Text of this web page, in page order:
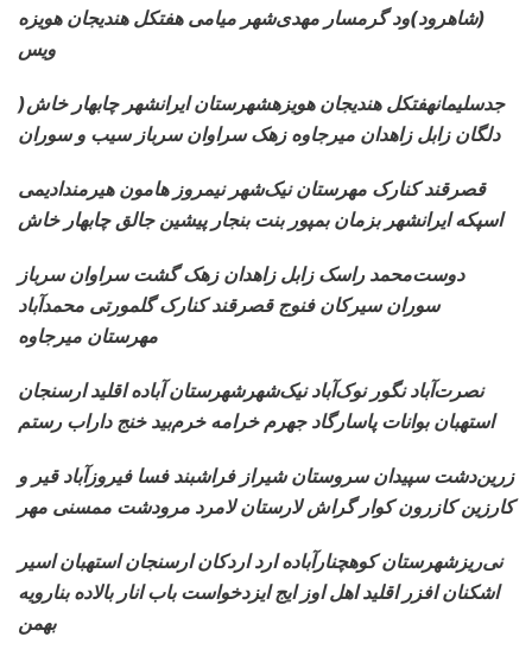
(شاهرود)ود گرمسار مهدی‌شهر میامی هفتکل هندیجان هویزه
ویس
)جدسلیمانهفتکل هندیجان هویزهشهرستان ایرانشهر چابهار خاش
دلگان زابل زاهدان میرجاوه زهک سراوان سرباز سیب و سوران
قصرقند کنارک مهرستان نیک‌شهر نیمروز هامون هیرمندادیمی
اسپکه ایرانشهر بزمان بمپور بنت بنجار پیشین جالق چابهار خاش
دوست‌محمد راسکزابل زاهدان زهک گشت سراوان سرباز
سوران سیرکان فنوج قصرقند کنارک گلمورتی محمدآباد
مهرستان میرجاوه
نصرت‌آباد نگورنوک‌آباد نیک‌شهرشهرستان آباده اقلید ارسنجان
استهبان بوانات پاسارگاد جهرم خرامه خرم‌بید خنج داراب رستم
زرین‌دشت سپیدان سروستانشیراز فراشبند فسا فیروزآباد قیر و
کارزین کازرون کوار گراش لارستان لامرد مرودشت ممسنی مهر
نی‌ریزشهرستان کوهچنارآبادهارد اردکان ارسنجان استهبان اسیر
اشکنان افزر اقلید اهل اوز ایج ایزدخواست باب انار بالاده بنارویه
بهمن